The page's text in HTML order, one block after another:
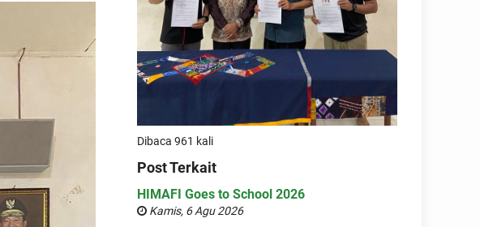
Dibaca 961 kali
Post Terkait
HIMAFI Goes to School 2026
Kamis, 6 Agu 2026